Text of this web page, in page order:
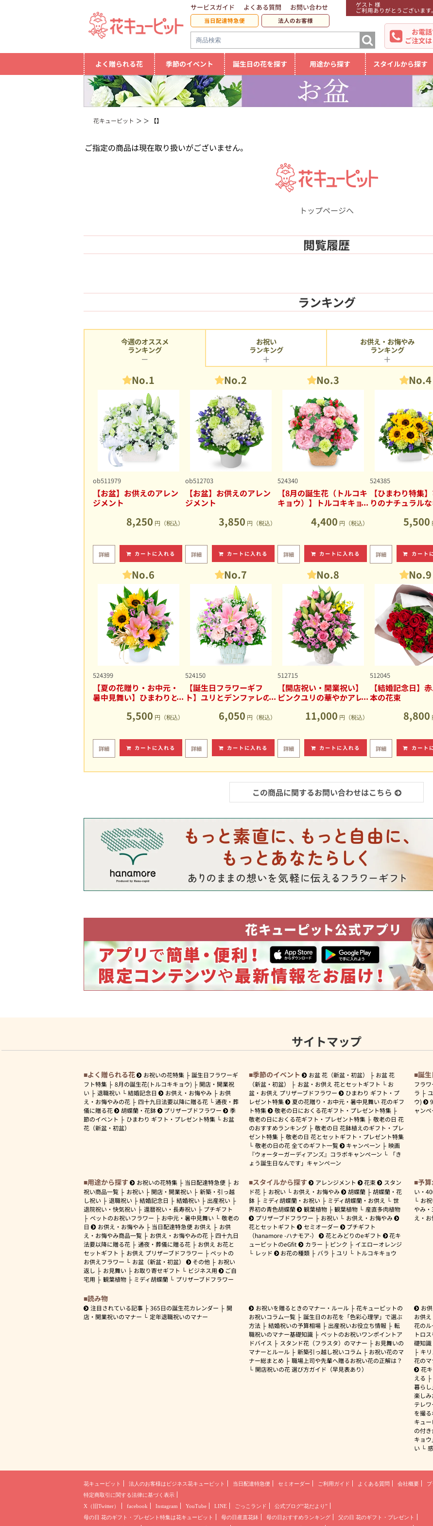
ゲスト 様
ご利用ありがとうございます。
サービスガイド よくある質問 お問い合わせ
当日配達特急便 法人のお客様
お電
ご注文
よく贈られる花 季節のイベント 誕生日の花を探す 用途から探す スタイルから探す
花キューピット 【】
ご指定の商品は現在取り扱いがございません。
トップページへ
閲覧履歴
ランキング
今週のオススメ
ランキング
No.1
ob511979
【お盆】お供えのアレン
ジメント
8,250 円（税込）
詳細 カートに入れる
No.2
ob512703
【お盆】お供えのアレン
ジメント
3,850 円（税込）
詳細 カートに入れる
No.3
524340
【8月の誕生花（トルコキ
キョウ）】トルコキキョ
4,400 円（税込）
詳細 カートに入れる
No.4
524385
【ひまわり特集
りのナチュラル
5,500
詳細 カート
No.6
524399
【夏の花贈り・お中元・
暑中見舞い】ひまわりと
5,500 円（税込）
詳細 カートに入れる
No.7
524150
【誕生日フラワーギフ
ト】ユリとデンファレの
6,050 円（税込）
詳細 カートに入れる
No.8
512715
【開店祝い・開業祝い】
ピンクユリの華やかアレ
11,000 円（税込）
詳細 カートに入れる
No.9
512045
【結婚記念日】
本の花束
8,800
詳細 カート
お祝い
ランキング
お供え・お悔やみ
ランキング
この商品に関するお問い合わせはこちら
サイトマップ
よく贈られる花 お祝いの花特集
誕生日フラワーギ
フト特集
8月の誕生花(トルコキキョウ)
開店・開業祝
い
退職祝い 結婚記念日 お供え・お悔やみ
お供
え・お悔やみの花
四十九日法要以降に贈る花
通夜・葬
儀に贈る花
胡蝶蘭・花鉢 プリザーブドフラワー
季
節のイベント
ひまわり ギフト・プレゼント特集
お盆
花（新盆・初盆）
季節のイベント お盆 花（新盆・初盆）
お盆 花
（新盆・初盆）
お盆・お供え 花とセットギフト
お
盆・お供え プリザーブドフラワー
ひまわり ギフト・プ
レゼント特集
夏の花贈り・お中元・暑中見舞い 花のギフ
ト特集
敬老の日におくる花ギフト・プレゼント特集
敬老の日におくる花ギフト・プレゼント特集
敬老の日 花
のおすすめランキング
敬老の日 花鉢植えのギフト・プレ
ゼント特集
敬老の日 花とセットギフト・プレゼント特集
敬老の日の花 全てのギフト一覧
キャンペーン
映画
『ウォーターガーディアンズ』コラボキャンペーン
「き
ょう誕生日なんです」キャンペーン
誕
フラ
ラ
ウ)
ャンペ
用途から探す お祝いの花特集 当日配達特急便
お
祝い商品一覧
お祝い 開店・開業祝い
新築・引っ越
し祝い
退職祝い 結婚記念日 結婚祝い
出産祝い
退院祝い・快気祝い
還暦祝い・長寿祝い
プチギフト
ペットのお祝いフラワー
お中元・暑中見舞い
敬老の
日
お供え・お悔やみ 当日配達特急便 お供え
お供
え・お悔やみ商品一覧
お供え・お悔やみの花
四十九日
法要以降に贈る花
通夜・葬儀に贈る花
お供え お花と
セットギフト
お供え プリザーブドフラワー
ペットの
お供えフラワー
お盆（新盆・初盆） その他
お祝い
返し
お見舞い お取り寄せギフト ビジネス用
ご自
宅用
観葉植物 ミディ胡蝶蘭 プリザーブドフラワー
スタイルから探す アレンジメント 花束
スタン
ド花
お祝い お供え・お悔やみ 胡蝶蘭
胡蝶蘭・花
鉢
ミディ胡蝶蘭・お祝い ミディ胡蝶蘭・お供え
世
界初の青色胡蝶蘭
観葉植物 観葉植物
産直多肉植物
プリザーブドフラワー
お祝い
お供え・お悔やみ
花とセットギフト
セミオーダー
プチギフト
（hanamore -ハナモア-）
花とみどりのeギフト
花キ
ューピットのeGfit
カラー ピンク
イエローオレンジ
レッド
お花の種類 バラ ユリ トルコキキョウ
予
い・
お祝
やみ・
え・お
読み物
注目されている記事 365日の誕生花カレンダー
開
店・開業祝いのマナー
定年退職祝いのマナー
お祝いを贈るときのマナー・ルール
花キューピットの
お祝いコラム一覧
誕生日のお花を「色彩心理学」で選ぶ
方法
結婚祝いの予算相場 出産祝いお役立ち情報
転
職祝いのマナー基礎知識
ペットのお祝いワンポイントア
ドバイス
スタンド花（フラスタ）のマナー
お見舞いの
マナーとルール
新築引っ越し祝いコラム
お祝い花のマ
ナー総まとめ
職場上司や先輩へ贈るお祝い花の正解は？
開店祝いの花 選び方ガイド（早見表あり）
お
お供
花のル
トロ
礎知識
キ
花のマ
花
える
暮らし
楽しみ
テレ
を撮
キュ
の付
キョ
い
花キューピット 法人のお客様は ビジネス花キューピット 当日配達特急便 セミオーダー ご利用ガイド よくある質問 会社概要
特定商取引に関する法律に基づく表示
X（旧Twitter）
facebook Instagram YouTube LINE ごっこランド
公式ブログ“花だより”
母の日 花のギフト・プレゼント 特集は花キューピット 母の日産直花鉢 母の日おすすめランキング
父の日 花のギフト・プレゼント